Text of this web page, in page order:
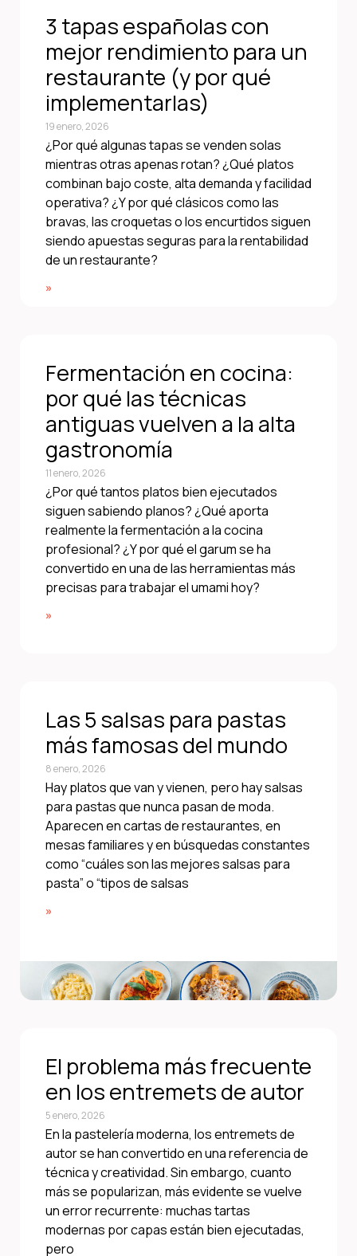
3 tapas españolas con
mejor rendimiento para un
restaurante (y por qué
implementarlas)
19 enero, 2026
¿Por qué algunas tapas se venden solas
mientras otras apenas rotan? ¿Qué platos
combinan bajo coste, alta demanda y facilidad
operativa? ¿Y por qué clásicos como las
bravas, las croquetas o los encurtidos siguen
siendo apuestas seguras para la rentabilidad
de un restaurante?
»
Fermentación en cocina:
por qué las técnicas
antiguas vuelven a la alta
gastronomía
11 enero, 2026
¿Por qué tantos platos bien ejecutados
siguen sabiendo planos? ¿Qué aporta
realmente la fermentación a la cocina
profesional? ¿Y por qué el garum se ha
convertido en una de las herramientas más
precisas para trabajar el umami hoy?
»
Las 5 salsas para pastas
más famosas del mundo
8 enero, 2026
Hay platos que van y vienen, pero hay salsas
para pastas que nunca pasan de moda.
Aparecen en cartas de restaurantes, en
mesas familiares y en búsquedas constantes
como “cuáles son las mejores salsas para
pasta” o “tipos de salsas
»
El problema más frecuente
en los entremets de autor
5 enero, 2026
En la pastelería moderna, los entremets de
autor se han convertido en una referencia de
técnica y creatividad. Sin embargo, cuanto
más se popularizan, más evidente se vuelve
un error recurrente: muchas tartas
modernas por capas están bien ejecutadas,
pero